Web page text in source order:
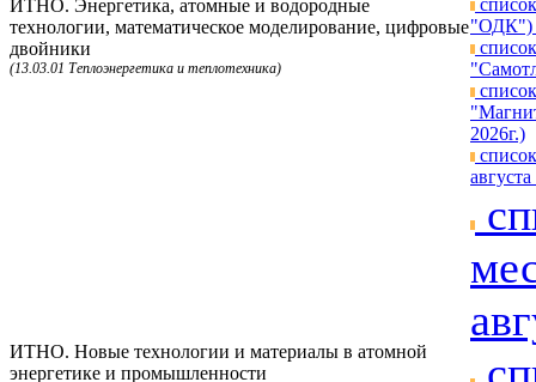
ИТНО. Энергетика, атомные и водородные
технологии, математическое моделирование, цифровые
двойники
(13.03.01 Теплоэнергетика и теплотехника)
"ОДК")
2026г.)
ИТНО. Новые технологии и материалы в атомной
энергетике и промышленности